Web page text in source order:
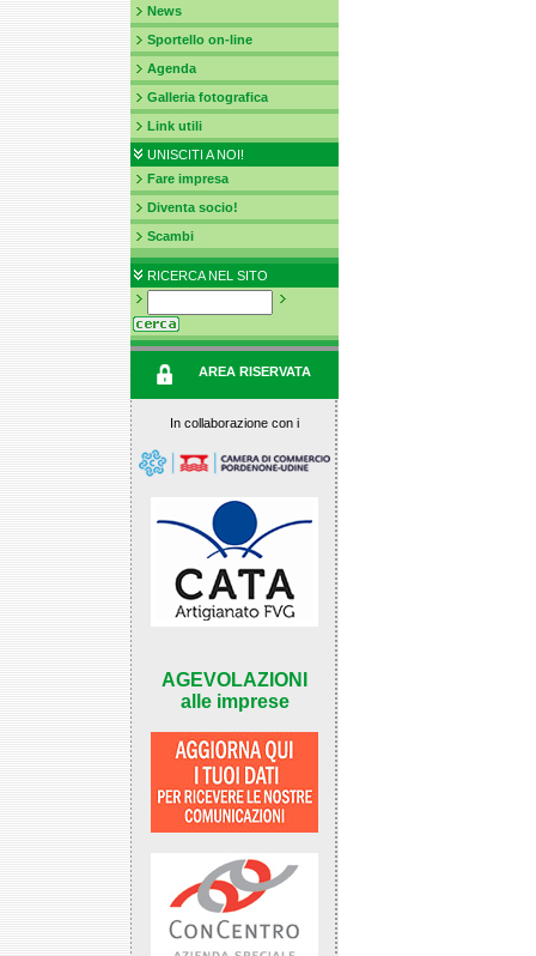
News
Sportello on-line
Agenda
Galleria fotografica
Link utili
UNISCITI A NOI!
Fare impresa
Diventa socio!
Scambi
RICERCA NEL SITO
AREA RISERVATA
In collaborazione con i
AGEVOLAZIONI
alle imprese